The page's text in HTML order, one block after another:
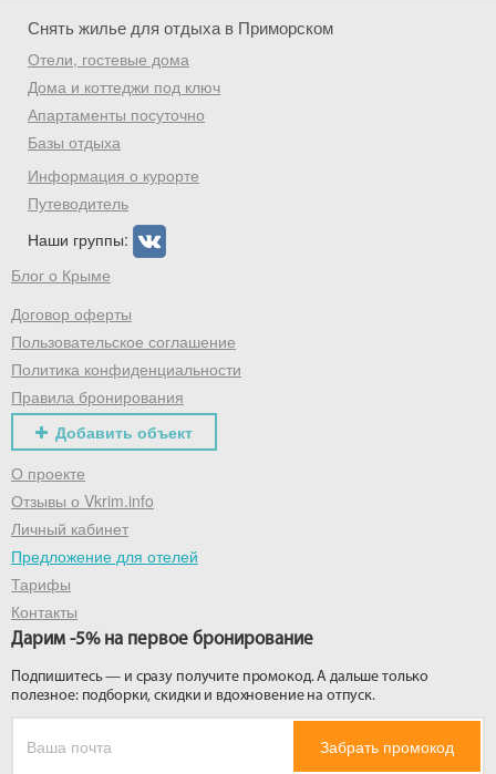
Снять жилье для отдыха в Приморском
Отели, гостевые дома
Дома и коттеджи под ключ
Апартаменты посуточно
Базы отдыха
Информация о курорте
Путеводитель
Наши группы:
Блог о Крыме
Договор оферты
Пользовательское соглашение
Политика конфиденциальности
Правила бронирования
Добавить объект
О проекте
Отзывы о Vkrim.info
Личный кабинет
Предложение для отелей
Тарифы
Контакты
Дарим -5% на первое бронирование
Подпишитесь — и сразу получите промокод. А дальше только
полезное: подборки, скидки и вдохновение на отпуск.
Забрать промокод
Скидка −5%
Хочешь дешевле? Оставь почту и получи
промокод на первое бронирование!